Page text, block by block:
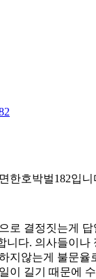
한호박벌182입니
로 결정짓는게
니다. 의사들이나
지않는게 불문율
이 길기 때문에